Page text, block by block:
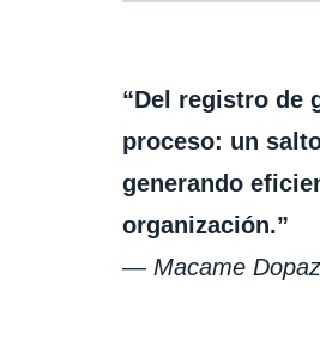
“Del registro de
proceso: un
generando
organización.”
— Macame